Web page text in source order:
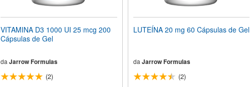
VITAMINA D3 1000 UI 25 mcg 200
Cápsulas de Gel
daJarrow Formulas
(2)
LUTEÍNA 20 mg 60 Cápsulas de Gel
da Jarrow Formulas
(2)